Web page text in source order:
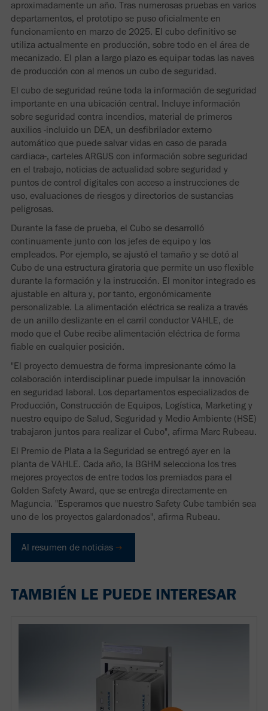
aproximadamente un año. Tras numerosas pruebas en varios
departamentos, el prototipo se puso oficialmente en
funcionamiento en marzo de 2025. El cubo definitivo se
utiliza actualmente en producción, sobre todo en el área de
mecanizado. El plan a largo plazo es equipar todas las naves
de producción con al menos un cubo de seguridad.
El cubo de seguridad reúne toda la información de seguridad
importante en una ubicación central. Incluye información
sobre seguridad contra incendios, material de primeros
auxilios -incluido un DEA, un desfibrilador externo
automático que puede salvar vidas en caso de parada
cardiaca-, carteles ARGUS con información sobre seguridad
en el trabajo, noticias de actualidad sobre seguridad y
puntos de control digitales con acceso a instrucciones de
uso, evaluaciones de riesgos y directorios de sustancias
peligrosas.
Durante la fase de prueba, el Cubo se desarrolló
continuamente junto con los jefes de equipo y los
empleados. Por ejemplo, se ajustó el tamaño y se dotó al
Cubo de una estructura giratoria que permite un uso flexible
durante la formación y la instrucción. El monitor integrado es
ajustable en altura y, por tanto, ergonómicamente
personalizable. La alimentación eléctrica se realiza a través
de un anillo deslizante en el carril conductor VAHLE, de
modo que el Cube recibe alimentación eléctrica de forma
fiable en cualquier posición.
"El proyecto demuestra de forma impresionante cómo la
colaboración interdisciplinar puede impulsar la innovación
en seguridad laboral. Los departamentos especializados de
Producción, Construcción de Equipos, Logística, Marketing y
nuestro equipo de Salud, Seguridad y Medio Ambiente (HSE)
trabajaron juntos para realizar el Cubo", afirma Marc Rubeau.
El Premio de Plata a la Seguridad se entregó ayer en la
planta de VAHLE. Cada año, la BGHM selecciona los tres
mejores proyectos de entre todos los premiados para el
Golden Safety Award, que se entrega directamente en
Maguncia. "Esperamos que nuestro Safety Cube también sea
uno de los proyectos galardonados", afirma Rubeau.
Al resumen de noticias
TAMBIÉN LE PUEDE INTERESAR